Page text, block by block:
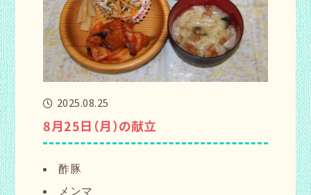
2025.08.25
8月25日（月）の献立
酢豚
メンマ